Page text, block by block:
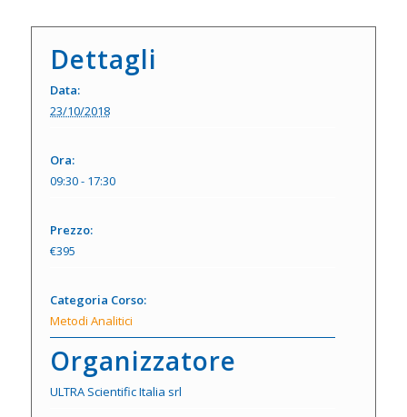
Dettagli
Data:
23/10/2018
Ora:
09:30 - 17:30
Prezzo:
€395
Categoria Corso:
Metodi Analitici
Organizzatore
ULTRA Scientific Italia srl